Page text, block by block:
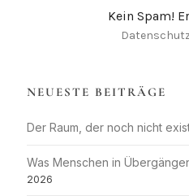
Kein Spam!
NEUESTE BEITRÄGE
Der Raum, der noch nicht
Was Menschen in
2026